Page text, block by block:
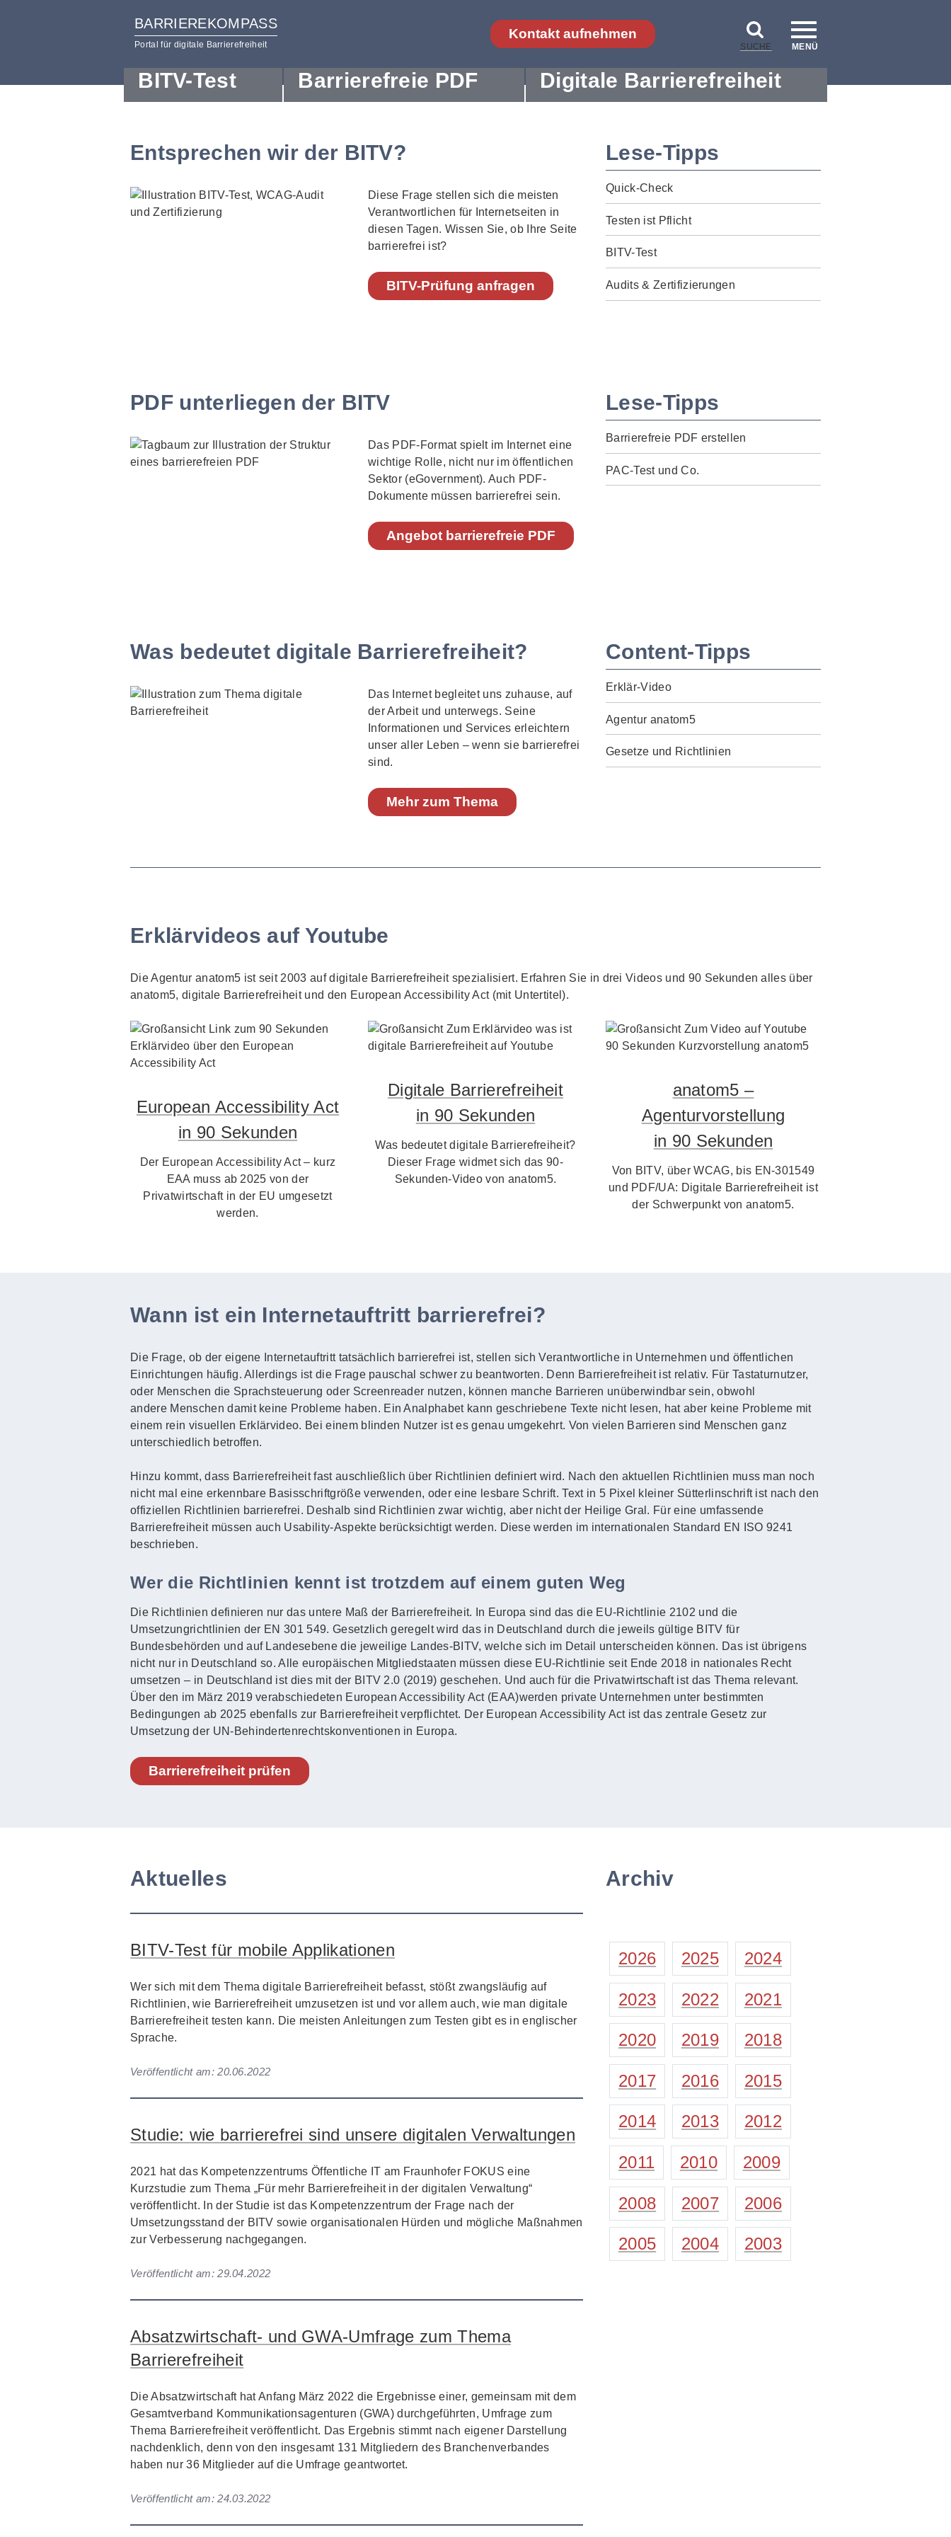
BARRIEREKOMPASS
Portal für digitale Barrierefreiheit
Kontakt aufnehmen
SUCHE MENÜ
BITV-Test Barrierefreie PDF Digitale Barrierefreiheit
Entsprechen wir der BITV?
Diese Frage stellen sich die meisten
Verantwortlichen für Internetseiten in
diesen Tagen. Wissen Sie, ob Ihre Seite
barrierefrei ist?
BITV-Prüfung anfragen
Lese-Tipps
Quick-Check
Testen ist Pflicht
BITV-Test
Audits & Zertifizierungen
PDF unterliegen der BITV
Das PDF-Format spielt im Internet eine
wichtige Rolle, nicht nur im öffentlichen
Sektor (eGovernment). Auch PDF-
Dokumente müssen barrierefrei sein.
Angebot barrierefreie PDF
Lese-Tipps
Barrierefreie PDF erstellen
PAC-Test und Co.
Was bedeutet digitale Barrierefreiheit?
Das Internet begleitet uns zuhause, auf
der Arbeit und unterwegs. Seine
Informationen und Services erleichtern
unser aller Leben – wenn sie barrierefrei
sind.
Mehr zum Thema
Content-Tipps
Erklär-Video
Agentur anatom5
Gesetze und Richtlinien
Erklärvideos auf Youtube
Die Agentur anatom5 ist seit 2003 auf digitale Barrierefreiheit spezialisiert. Erfahren Sie in drei Videos und 90 Sekunden alles über
anatom5, digitale Barrierefreiheit und den European Accessibility Act (mit Untertitel).
European Accessibility Act
in 90 Sekunden
Der European Accessibility Act – kurz
EAA muss ab 2025 von der
Privatwirtschaft in der EU umgesetzt
werden.
Digitale Barrierefreiheit
in 90 Sekunden
Was bedeutet digitale Barrierefreiheit?
Dieser Frage widmet sich das 90-
Sekunden-Video von anatom5.
anatom5 –
Agenturvorstellung
in 90 Sekunden
Von BITV, über WCAG, bis EN-301549
und PDF/UA: Digitale Barrierefreiheit ist
der Schwerpunkt von anatom5.
Wann ist ein Internetauftritt barrierefrei?
Die Frage, ob der eigene Internetauftritt tatsächlich barrierefrei ist, stellen sich Verantwortliche in Unternehmen und öffentlichen
Einrichtungen häufig. Allerdings ist die Frage pauschal schwer zu beantworten. Denn Barrierefreiheit ist relativ. Für Tastaturnutzer,
oder Menschen die Sprachsteuerung oder Screenreader nutzen, können manche Barrieren unüberwindbar sein, obwohl
andere Menschen damit keine Probleme haben. Ein Analphabet kann geschriebene Texte nicht lesen, hat aber keine Probleme mit
einem rein visuellen Erklärvideo. Bei einem blinden Nutzer ist es genau umgekehrt. Von vielen Barrieren sind Menschen ganz
unterschiedlich betroffen.
Hinzu kommt, dass Barrierefreiheit fast auschließlich über Richtlinien definiert wird. Nach den aktuellen Richtlinien muss man noch
nicht mal eine erkennbare Basisschriftgröße verwenden, oder eine lesbare Schrift. Text in 5 Pixel kleiner Sütterlinschrift ist nach den
offiziellen Richtlinien barrierefrei. Deshalb sind Richtlinien zwar wichtig, aber nicht der Heilige Gral. Für eine umfassende
Barrierefreiheit müssen auch Usability-Aspekte berücksichtigt werden. Diese werden im internationalen Standard EN ISO 9241
beschrieben.
Wer die Richtlinien kennt ist trotzdem auf einem guten Weg
Die Richtlinien definieren nur das untere Maß der Barrierefreiheit. In Europa sind das die EU-Richtlinie 2102 und die
Umsetzungrichtlinien der EN 301 549. Gesetzlich geregelt wird das in Deutschland durch die jeweils gültige BITV für
Bundesbehörden und auf Landesebene die jeweilige Landes-BITV, welche sich im Detail unterscheiden können. Das ist übrigens
nicht nur in Deutschland so. Alle europäischen Mitgliedstaaten müssen diese EU-Richtlinie seit Ende 2018 in nationales Recht
umsetzen – in Deutschland ist dies mit der BITV 2.0 (2019) geschehen. Und auch für die Privatwirtschaft ist das Thema relevant.
Über den im März 2019 verabschiedeten European Accessibility Act (EAA)werden private Unternehmen unter bestimmten
Bedingungen ab 2025 ebenfalls zur Barrierefreiheit verpflichtet. Der European Accessibility Act ist das zentrale Gesetz zur
Umsetzung der UN-Behindertenrechtskonventionen in Europa.
Barrierefreiheit prüfen
Aktuelles
BITV-Test für mobile Applikationen
Wer sich mit dem Thema digitale Barrierefreiheit befasst, stößt zwangsläufig auf
Richtlinien, wie Barrierefreiheit umzusetzen ist und vor allem auch, wie man digitale
Barrierefreiheit testen kann. Die meisten Anleitungen zum Testen gibt es in englischer
Sprache.
Veröffentlicht am:20.06.2022
Studie: wie barrierefrei sind unsere digitalen Verwaltungen
2021 hat das Kompetenzzentrums Öffentliche IT am Fraunhofer FOKUS eine
Kurzstudie zum Thema „Für mehr Barrierefreiheit in der digitalen Verwaltung“
veröffentlicht. In der Studie ist das Kompetenzzentrum der Frage nach der
Umsetzungsstand der BITV sowie organisationalen Hürden und mögliche Maßnahmen
zur Verbesserung nachgegangen.
Veröffentlicht am:29.04.2022
Absatzwirtschaft- und GWA-Umfrage zum Thema
Barrierefreiheit
Die Absatzwirtschaft hat Anfang März 2022 die Ergebnisse einer, gemeinsam mit dem
Gesamtverband Kommunikationsagenturen (GWA) durchgeführten, Umfrage zum
Thema Barrierefreiheit veröffentlicht. Das Ergebnis stimmt nach eigener Darstellung
nachdenklich, denn von den insgesamt 131 Mitgliedern des Branchenverbandes
haben nur 36 Mitglieder auf die Umfrage geantwortet.
Veröffentlicht am:24.03.2022
Archiv
2026 2025 2024
2023 2022 2021
2020 2019 2018
2017 2016 2015
2014 2013 2012
2011 2010 2009
2008 2007 2006
2005 2004 2003